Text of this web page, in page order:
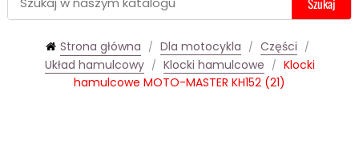
Strona główna Dla motocykla
Części
Układ hamulcowy
Klocki hamulcowe
Klocki
hamulcowe MOTO-MASTER KH152 (21)